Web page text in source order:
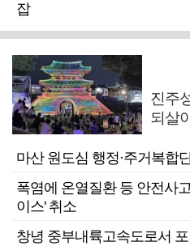
잡
진주
되살
마산 원도심 행정·주거복합
폭염에 온열질환 등 안전사
이스' 취소
창녕 중부내륙고속도로서